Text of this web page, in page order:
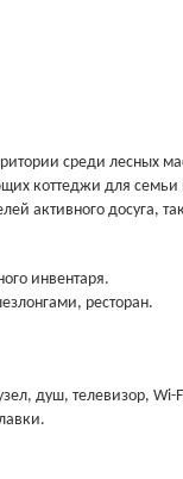
среди лесных
коттеджи для
активного досуга,
инвентаря.
ресторан.
душ, телевизор, Wi-